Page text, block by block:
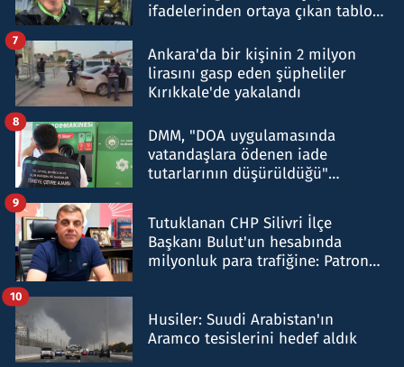
ifadelerinden ortaya çıkan tablo
Ankara'da bir kişinin 2 milyon
lirasını gasp eden şüpheliler
Kırıkkale'de yakalandı
7
DMM, "DOA uygulamasında
vatandaşlara ödenen iade
tutarlarının düşürüldüğü"
8
Tutuklanan CHP Silivri İlçe
Başkanı Bulut'un hesabında
milyonluk para trafiğine: Patron
9
Husiler: Suudi Arabistan'ın
Aramco tesislerini hedef aldık
10